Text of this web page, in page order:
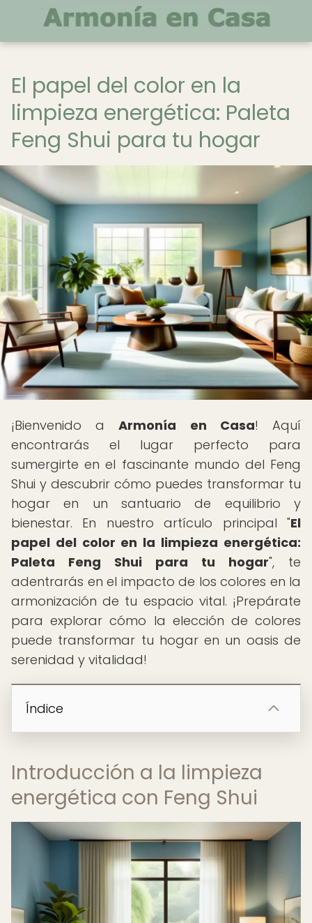
El papel del color en la
limpieza energética: Paleta
Feng Shui para tu hogar
¡Bienvenido aArmonía en Casa! Aquí
encontrarás el lugar perfecto para
sumergirte en el fascinante mundo del Feng
Shui y descubrir cómo puedes transformar tu
hogar en un santuario de equilibrio y
bienestar. En nuestro artículo principal "El
papel del color en la limpieza energética:
Paleta Feng Shui para tu hogar", te
adentrarás en el impacto de los colores en la
armonización de tu espacio vital. ¡Prepárate
para explorar cómo la elección de colores
puede transformar tu hogar en un oasis de
serenidad y vitalidad!
Índice
Introducción a la limpieza
energética con Feng Shui